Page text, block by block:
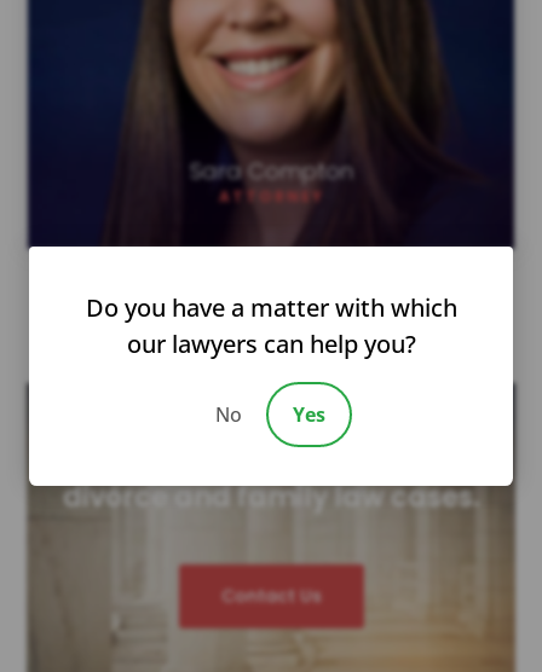
Sara Compton
ATTORNEY
Sara Compton
divorce and family law cases.
Contact Us
Do you have a matter with which
our lawyers can help you?
No Yes